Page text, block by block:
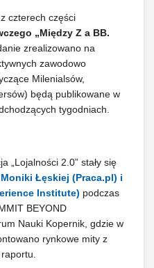
czterech części
„Między Z a BB.
zrealizowano na
zawodowo
Milenialsów,
będą publikowane w
tygodniach.
„Lojalności 2.0” stały się
Łęskiej (Praca.pl) i
Institute) podczas
BEYOND
Nauki Kopernik, gdzie w
rynkowe mity z